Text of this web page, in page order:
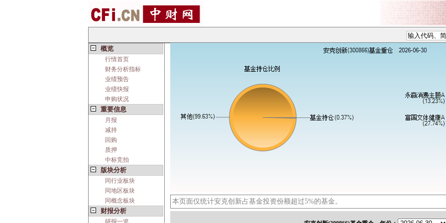
概览
行情首页
财务分析指标
业绩预告
业绩快报
申购状况
重要信息
月报
减持
回购
质押
中标竞拍
版块分析
同行业板块
同地区板块
同概念板块
财报分析
研报一览
本页面仅统计安克创新占基金投资份额超过5%的基金。